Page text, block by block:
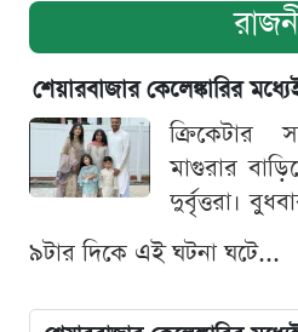
শেয়ারবাজার কেলেঙ্কারির
ক্রিকেটার
মাগুরার
দুর্বৃত্তরা।
৯টার দিকে এই ঘটনা ঘটে...